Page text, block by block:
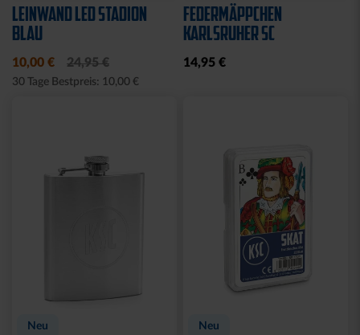
LEINWAND LED STADION
BLAU
10,00 € 24,95 €
30 Tage Bestpreis: 10,00 €
FEDERMÄPPCHEN
KARLSRUHER SC
14,95 €